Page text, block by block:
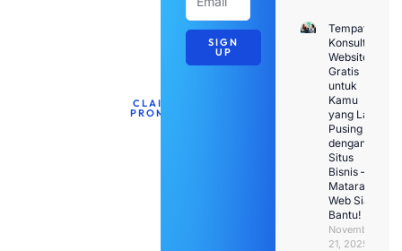
CLAIM
PROMO
Tempat
Konsultasi
Website
Gratis
untuk
Kamu
yang Lagi
Pusing
dengan
Situs
Bisnis –
Mataram
Web Siap
Bantu!
November
21, 2025
SIGN
UP